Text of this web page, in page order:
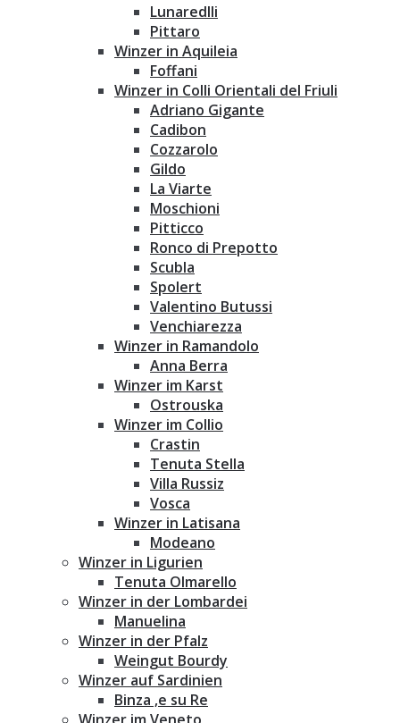
Lunaredlli
Pittaro
Winzer in Aquileia
Foffani
Winzer in Colli Orientali del Friuli
Adriano Gigante
Cadibon
Cozzarolo
Gildo
La Viarte
Moschioni
Pitticco
Ronco di Prepotto
Scubla
Spolert
Valentino Butussi
Venchiarezza
Winzer in Ramandolo
Anna Berra
Winzer im Karst
Ostrouska
Winzer im Collio
Crastin
Tenuta Stella
Villa Russiz
Vosca
Winzer in Latisana
Modeano
Winzer in Ligurien
Tenuta Olmarello
Winzer in der Lombardei
Manuelina
Winzer in der Pfalz
Weingut Bourdy
Winzer auf Sardinien
Binza ‚e su Re